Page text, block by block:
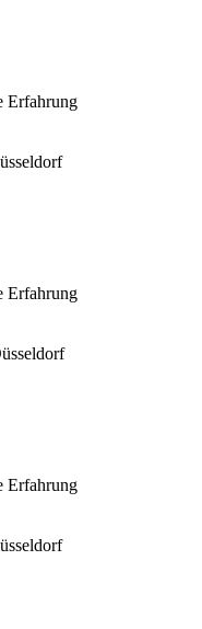
Erfahrung
Erfahrung
Erfahrung